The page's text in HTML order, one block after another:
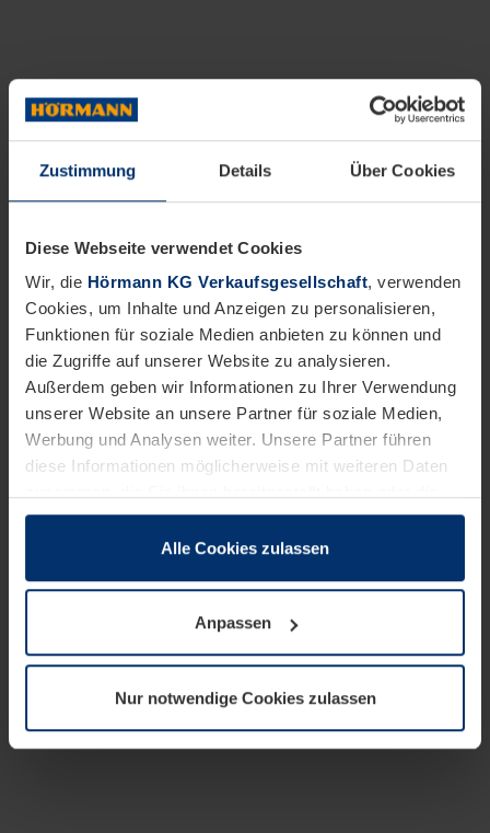
Zustimmung Details Über Cookies
Diese Webseite verwendet Cookies
Wir, die Hörmann KG Verkaufsgesellschaft, verwenden
Cookies, um Inhalte und Anzeigen zu personalisieren,
Funktionen für soziale Medien anbieten zu können und
die Zugriffe auf unserer Website zu analysieren.
Außerdem geben wir Informationen zu Ihrer Verwendung
unserer Website an unsere Partner für soziale Medien,
Werbung und Analysen weiter. Unsere Partner führen
diese Informationen möglicherweise mit weiteren Daten
sie im Rahmen Ihrer Nutzung der Dienste gesammelt
wenn diese für den Betrieb dieser Seite unbedingt
notwendig sind. Für alle anderen Cookie-Typen benötigen
wir Ihre Erlaubnis. Ihre Einwilligung können Sie jederzeit
Datenschutzerklärungunserer Website ändern oder
widerrufen.
Alle Cookies zulassen
Anpassen
Nur notwendige Cookies zulassen